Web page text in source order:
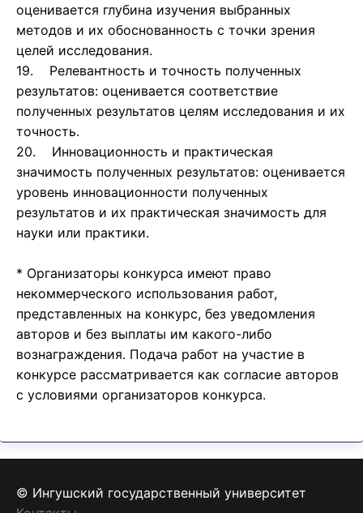
оценивается глубина изучения выбранных
методов и их обоснованность с точки зрения
целей исследования.
19. Релевантность и точность полученных
результатов: оценивается соответствие
полученных результатов целям исследования и их
точность.
20. Инновационность и практическая
значимость полученных результатов: оценивается
уровень инновационности полученных
результатов и их практическая значимость для
науки или практики.
* Организаторы конкурса имеют право
некоммерческого использования работ,
представленных на конкурс, без уведомления
авторов и без выплаты им какого-либо
вознаграждения. Подача работ на участие в
конкурсе рассматривается как согласие авторов
с условиями организаторов конкурса.
© Ингушский государственный университет